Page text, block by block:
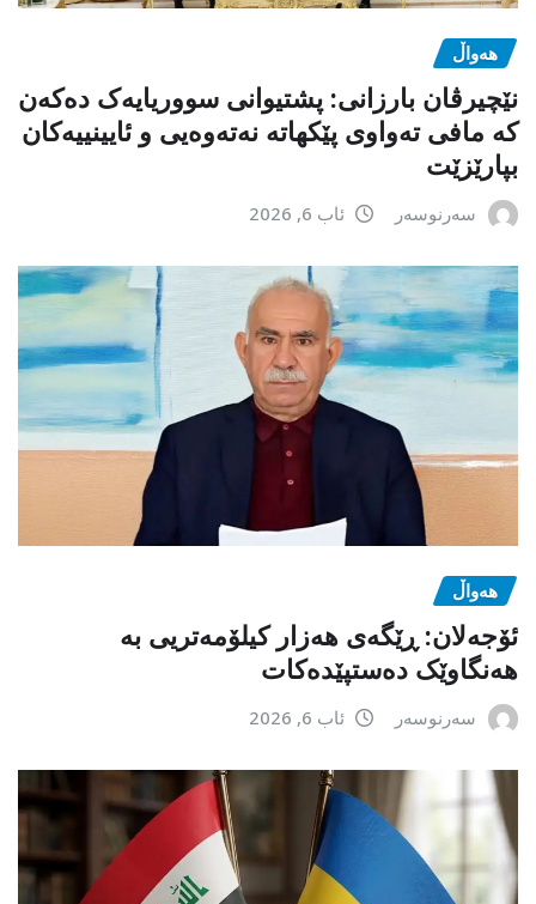
هەواڵ
نێچیرڤان بارزانی: پشتیوانی سووریایەک دەکەن
کە مافی تەواوی پێکهاتە نەتەوەیی و ئایینییەکان
بپارێزێت
سەرنوسەر ئاب 6, 2026
هەواڵ
ئۆجەلان: ڕێگەی هەزار کیلۆمەتریی بە
هەنگاوێک دەستپێدەکات
سەرنوسەر ئاب 6, 2026